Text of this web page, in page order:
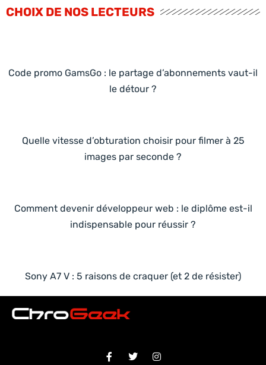
CHOIX DE NOS LECTEURS
Code promo GamsGo : le partage d’abonnements vaut-il
le détour ?
Quelle vitesse d’obturation choisir pour filmer à 25
images par seconde ?
Comment devenir développeur web : le diplôme est-il
indispensable pour réussir ?
Sony A7 V : 5 raisons de craquer (et 2 de résister)